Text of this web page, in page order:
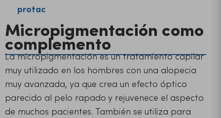
protac
Micropigmentación como
complemento
La micropigmentación es un tratamiento capilar
muy utilizado en los hombres con una alopecia
muy avanzada, ya que crea un efecto óptico
parecido al pelo rapado y rejuvenece el aspecto
de muchos pacientes. También se utiliza para